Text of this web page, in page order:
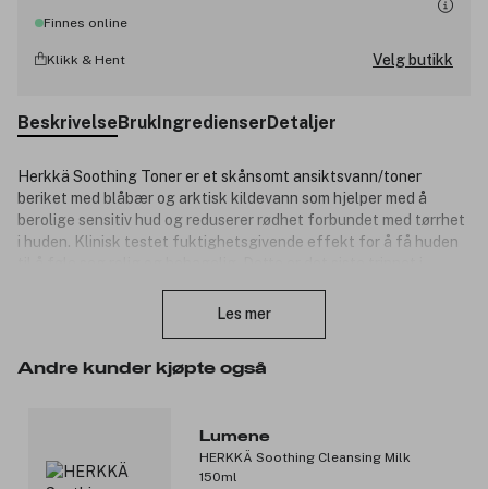
Finnes online
Klikk & Hent Velg butikk
BeskrivelseBrukIngredienserDetaljer
Herkkä Soothing Toner er et skånsomt ansiktsvann/toner
beriket med blåbær og arktisk kildevann som hjelper med å
berolige sensitiv hud og reduserer rødhet forbundet med tørrhet
i huden. Klinisk testet fuktighetsgivende effekt for å få huden
utviklet i samarbeid med Allergi-, hud- og astmaforbundet i
Produktnummer:3147081
Les mer
Andre kunder kjøpte også
Lumene
HERKKÄ Soothing Cleansing Milk
150ml